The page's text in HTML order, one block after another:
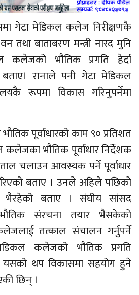
गेटा मेडिकल कलेज निरीक्षणकै
तथा बाताबरण मन्त्री नारद मुनि
कलेजको भौतिक प्रगति हेर्दा
रानाले पनी गेटा मेडिकल
रूपमा विकास गरिनुपर्नेमा
पूर्वाधारको काम ९० प्रतिशत
भौतिक पूर्वाधार निर्देशक
चलाउन आवस्यक पर्ने पूर्वाधार
बताए । उनले अहिले पछिको
भैरहेको बताए । संघीय सांसद
संरचना तयार भैसकेको
तत्काल संचालन गर्नुपर्ने
कलेजको भौतिक प्रगति
थप विकासमा सहयोग हुने
छिन् ।